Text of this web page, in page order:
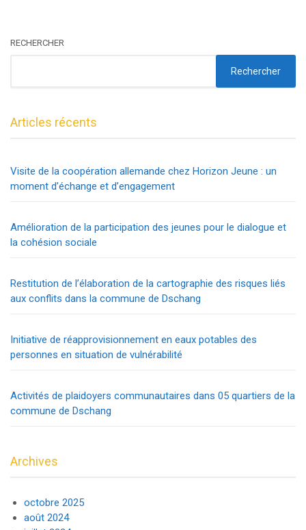
RECHERCHER
Rechercher
Articles récents
Visite de la coopération allemande chez Horizon Jeune : un
moment d’échange et d’engagement
Amélioration de la participation des jeunes pour le dialogue et
la cohésion sociale
Restitution de l’élaboration de la cartographie des risques liés
aux conflits dans la commune de Dschang
Initiative de réapprovisionnement en eaux potables des
personnes en situation de vulnérabilité
Activités de plaidoyers communautaires dans 05 quartiers de la
commune de Dschang
Archives
octobre 2025
août 2024